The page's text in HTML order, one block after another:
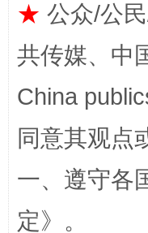
★ 公众/公
共传媒、中
China
同意其观点
一、遵守各
定》。